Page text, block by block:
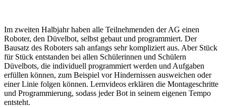
Im zweiten Halbjahr haben alle Teilnehmenden der AG einen
Roboter, den Düvelbot, selbst gebaut und programmiert. Der
Bausatz des Roboters sah anfangs sehr kompliziert aus. Aber Stück
für Stück entstanden bei allen Schülerinnen und Schülern
Düvelbots, die individuell programmiert werden und Aufgaben
erfüllen können, zum Beispiel vor Hindernissen ausweichen oder
einer Linie folgen können. Lernvideos erklären die Montageschritte
und Programmierung, sodass jeder Bot in seinem eigenen Tempo
entsteht.